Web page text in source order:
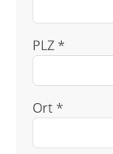
PLZ *
Ort *